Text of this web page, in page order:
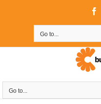
Go to...
Go to...